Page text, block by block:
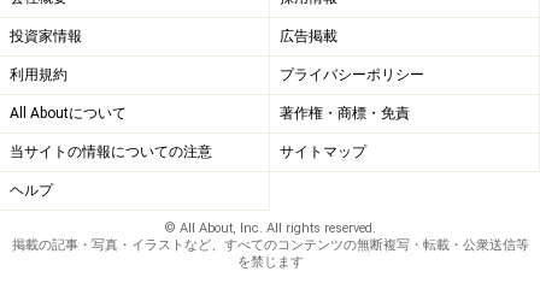
がん細胞も含め、全ての細胞は「DNA（デオキシリボ核
酸）」を持っています。これはそれぞれの細胞の情報を
持った遺伝子のことで、細胞が増殖する上で欠かせない
もの。このDNAが増えるのを様々な方法で阻害すること
で、がんの情報を持った細胞の増殖を押さえます。この
タイプの代表的な抗がん剤は以下の通りです。
投資家情報 広告掲載
利用規約 プライバシーポリシー
All Aboutについて 著作権・商標・免責
当サイトの情報についての注意 サイトマップ
ヘルプ
© All About, Inc. All rights reserved.
掲載の記事・写真・イラストなど、すべてのコンテンツの無断複写・転載・公衆送信等
を禁じます